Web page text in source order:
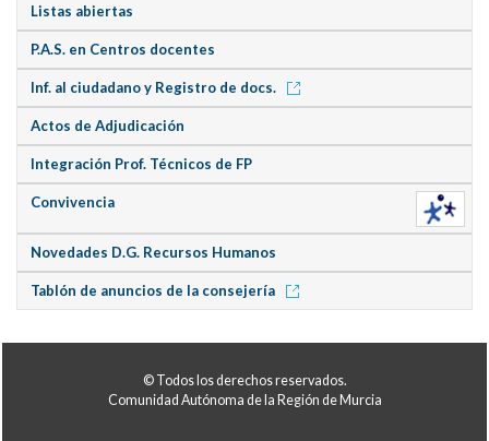
Listas abiertas
P.A.S. en Centros docentes
Inf. al ciudadano y Registro de docs.
Actos de Adjudicación
Integración Prof. Técnicos de FP
Convivencia
Novedades D.G. Recursos Humanos
Tablón de anuncios de la consejería
© Todos los derechos reservados.
Comunidad Autónoma de la Región de Murcia